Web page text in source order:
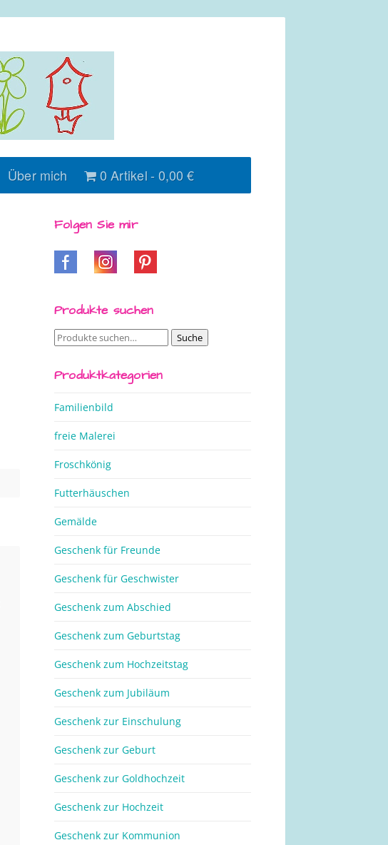
Über mich 0 Artikel 0,00 €
Folgen Sie mir
Produkte suchen
Suche
Suche
Produktkategorien
Familienbild
freie Malerei
Froschkönig
Futterhäuschen
Gemälde
Geschenk für Freunde
Geschenk für Geschwister
Geschenk zum Abschied
Geschenk zum Geburtstag
Geschenk zum Hochzeitstag
Geschenk zum Jubiläum
Geschenk zur Einschulung
Geschenk zur Geburt
Geschenk zur Goldhochzeit
Geschenk zur Hochzeit
Geschenk zur Kommunion